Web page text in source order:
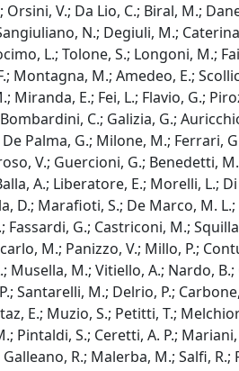
V.; Da Lio, C.; Biral, M.;
N.; Degiuli, M.;
L.; Tolone, S.; Longoni, M.;
Montagna, M.; Amedeo, E.;
Miranda, E.; Fei, L.; Flavio, G.;
C.; Galizia, G.;
Palma, G.; Milone, M.; Ferrari,
V.; Guercioni, G.; Benedetti,
A.; Liberatore, E.; Morelli,
D.; Marafioti, S.; De Marco, M.
G.; Castriconi, M.;
M.; Panizzo, V.; Millo, P.;
M.; Vitiello, A.; Nardo,
Santarelli, M.; Delrio, P.;
E.; Muzio, S.; Petitti, T.;
Pintaldi, S.; Ceretti, A. P.;
R.; Malerba, M.; Salfi, R.;